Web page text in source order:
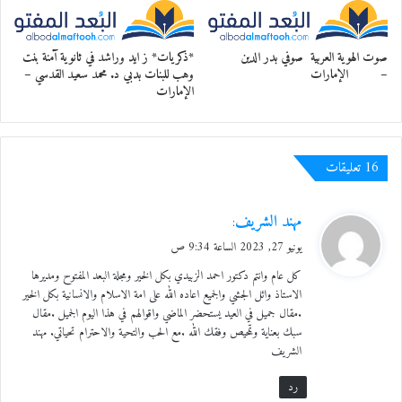
وقال يهنيء سيف الدولة بالعيد :
هنيئاً لك العيد الذي أنت عيده
وعيد لمن سمّا وضحّا وعيّدا
فذا اليوم في الأيام مثلك في الورى
كما كنت فيهم أوحدًا كان أوحدا
ومما يستجاد لأشجع السلمي قوله في الرشيد:
لا زلت تنشر أعيادًا وتطويها
تمضي بها لك أيّام وتثنيها
صوت الهوية العربية صوفي بدر الدين
– الإمارات
*ذكريات* ز ايد وراشد في ثانوية آمنة بنت
وهب للبنات بدبي د. محمد سعيد القدسي –
الإمارات
‫16 تعليقات
ي
و
ل
مهند الشريف:
يونيو 27, 2023 الساعة 9:34 ص
كل عام وانتم دكتور احمد الزبيدي بكل الخير ومجلة البعد المفتوح ومديرها
الاستاذ وائل الجشي والجميع اعاده الله على امة الاسلام والانسانية بكل الخير
.مقال جميل في العيد يستحضر الماضي واقوالهم في هذا اليوم الجميل .مقال
سبك بعناية وتمحيص وفقك الله .مع الحب والتحية والاحترام تحياتي. مهند
الشريف
رد